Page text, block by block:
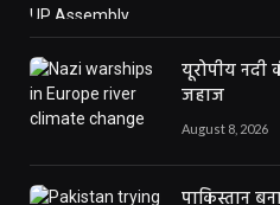
यूरोपीय
जहाज
August 8, 2026
पाकिस्तान